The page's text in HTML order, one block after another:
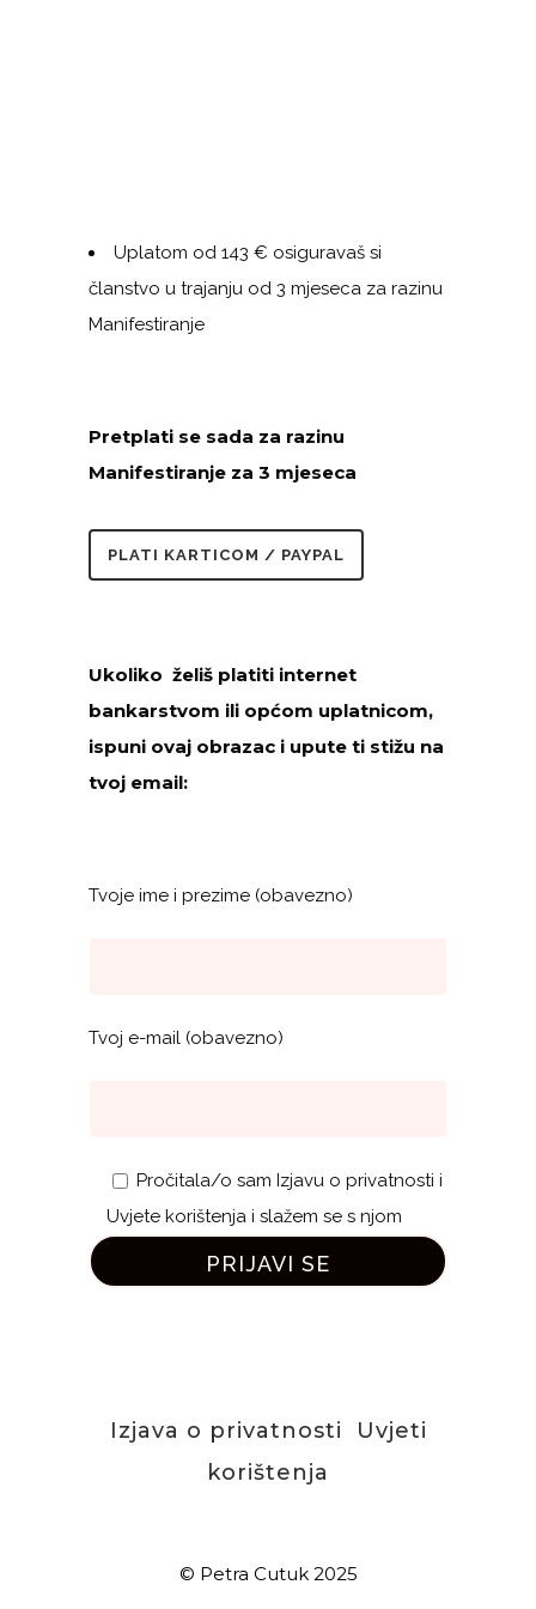
Uplatom od 143 € osiguravaš si
članstvo u trajanju od 3 mjeseca za razinu
Manifestiranje
Pretplati se sada za razinu
Manifestiranje za 3 mjeseca
PLATI KARTICOM / PAYPAL
Ukoliko želiš platiti internet
bankarstvom ili općom uplatnicom,
ispuni ovaj obrazac i upute ti stižu na
tvoj email:
Tvoje ime i prezime (obavezno)
Tvoj e-mail (obavezno)
Pročitala/o sam Izjavu o privatnosti i
Uvjete korištenja i slažem se s njom
Izjava o privatnosti
Uvjeti
korištenja
© Petra Cutuk 2025